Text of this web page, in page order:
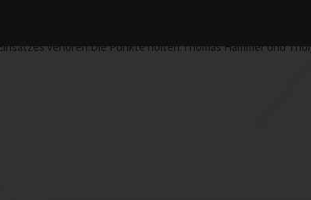
verloren.Die Punkte holten:Thomas Hammer und